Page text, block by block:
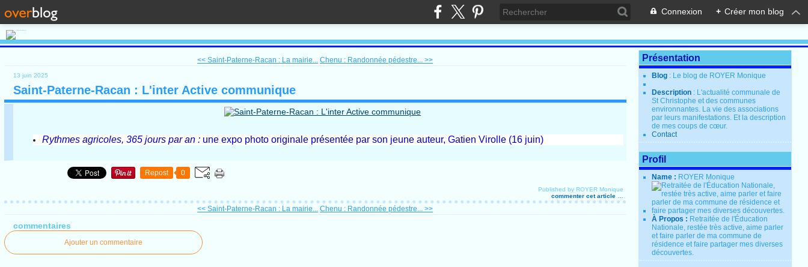
Connexion + Créer mon blog
<< Saint-Paterne-Racan : La mairie... Chenu : Randonnée pédestre... >>
13 juin 2025
Saint-Paterne-Racan : L'inter Active communique
Rythmes agricoles, 365 jours par an : une expo photo originale présentée par son jeune auteur, Gatien Virolle (16 juin)
Repost 0
Published by ROYER Monique
commenter cet article
<< Saint-Paterne-Racan : La mairie... Chenu : Randonnée pédestre... >>
commentaires
Ajouter un commentaire
Présentation
Blog : Le blog de ROYER Monique
Description : L'actualité communale de
St Christophe et des communes
environnantes. La vie des associations
par leurs manifestations. Et la description
de mes coups de cœur.
Contact
Profil
Name : ROYER Monique
À Propos : Retraitée de l'Éducation
Nationale, restée très active, aime parler
et faire parler de ma commune de
résidence et faire partager mes diverses
découvertes.